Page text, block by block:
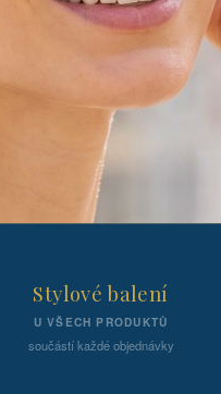
Stylové balení
U VŠECH PRODUKTŮ
součástí každé objednávky